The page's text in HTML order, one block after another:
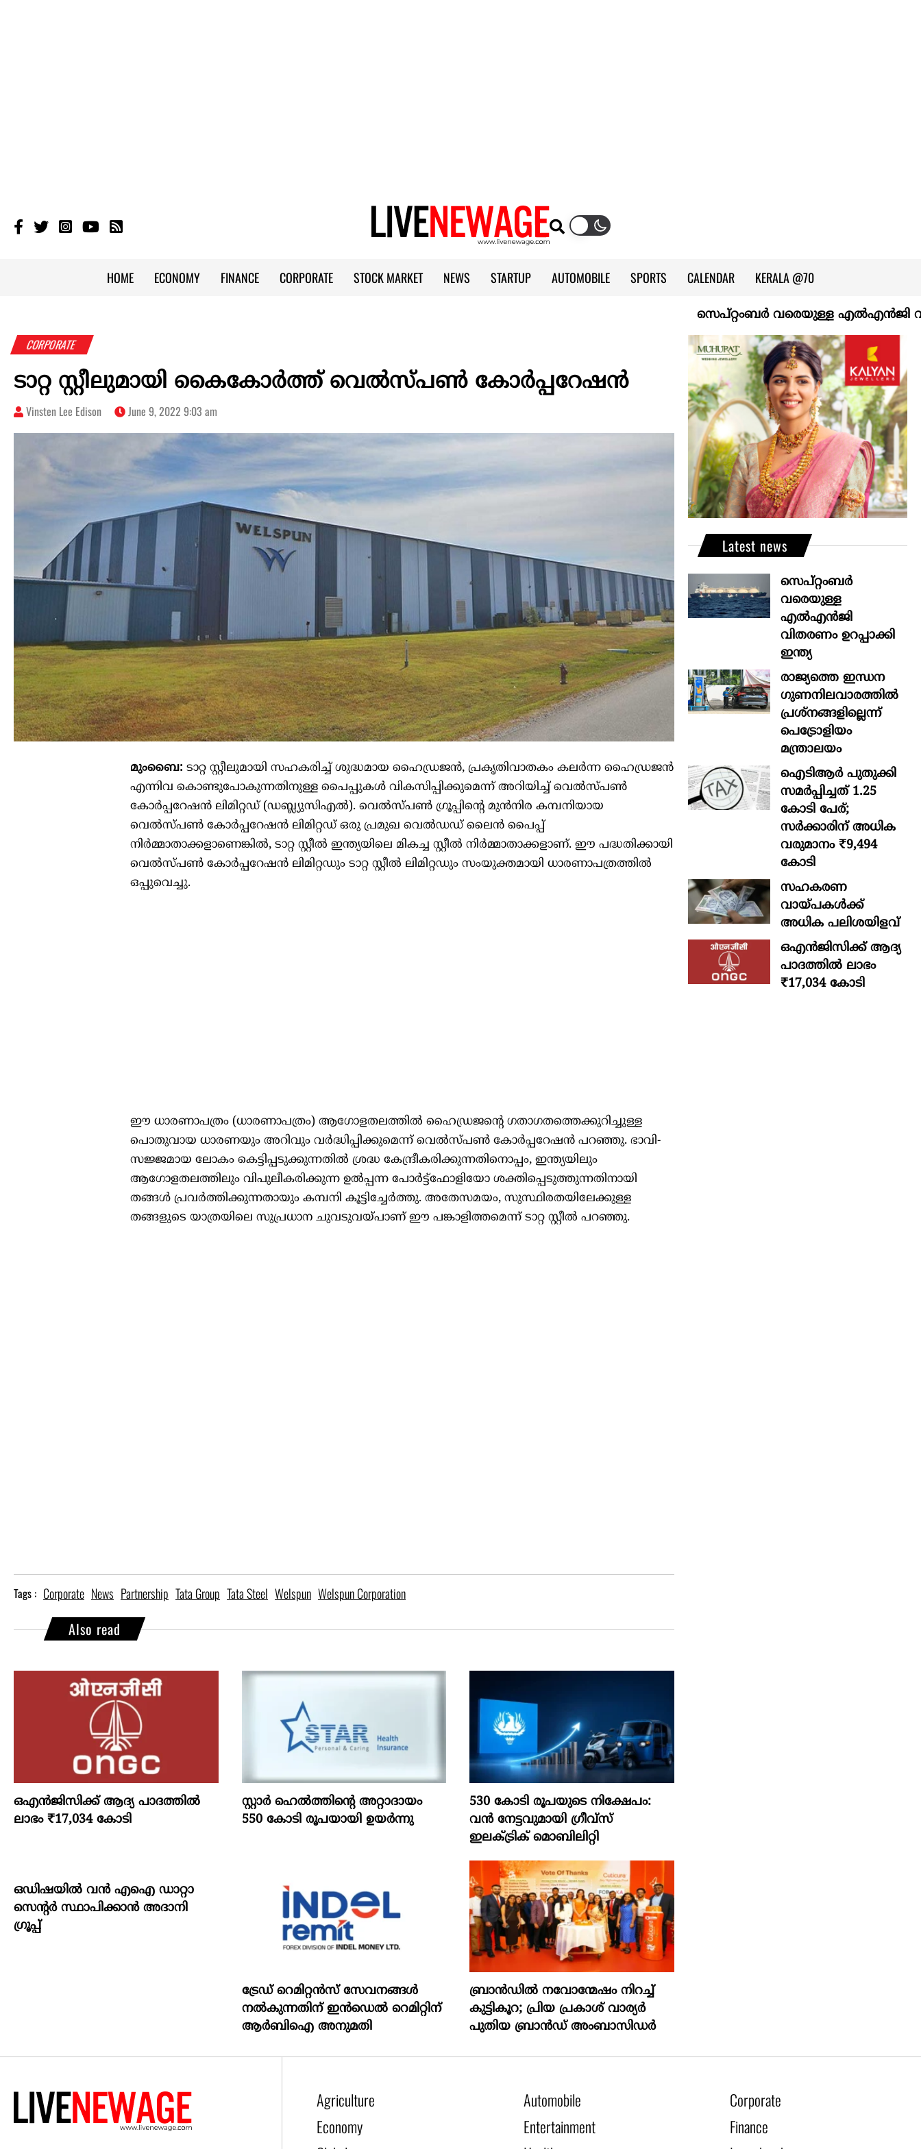
HOME ECONOMY FINANCE CORPORATE STOCK MARKET NEWS STARTUP AUTOMOBILE SPORTS CALENDAR KERALA @70
സെപ്റ്റംബർ വരെയുള്ള എൽഎൻജി വിതരണം
CORPORATE
ടാറ്റ സ്റ്റീലുമായി കൈകോർത്ത് വെൽസ്പൺ കോർപ്പറേഷൻ
Vinsten Lee Edison June 9, 2022 9:03 am
മുംബൈ: ടാറ്റ സ്റ്റീലുമായി സഹകരിച്ച് ശുദ്ധമായ ഹൈഡ്രജൻ, പ്രകൃതിവാതകം കലർന്ന ഹൈഡ്രജൻ
എന്നിവ കൊണ്ടുപോകുന്നതിനുള്ള പൈപ്പുകൾ വികസിപ്പിക്കുമെന്ന് അറിയിച്ച് വെൽസ്പൺ
കോർപ്പറേഷൻ ലിമിറ്റഡ് (ഡബ്ല്യുസിഎൽ). വെൽസ്‌പൺ ഗ്രൂപ്പിന്റെ മുൻനിര കമ്പനിയായ
വെൽസ്‌പൺ കോർപ്പറേഷൻ ലിമിറ്റഡ് ഒരു പ്രമുഖ വെൽഡഡ് ലൈൻ പൈപ്പ്
നിർമ്മാതാക്കളാണെങ്കിൽ, ടാറ്റ സ്റ്റീൽ ഇന്ത്യയിലെ മികച്ച സ്റ്റീൽ നിർമ്മാതാക്കളാണ്. ഈ പദ്ധതിക്കായി
വെൽസ്‌പൺ കോർപ്പറേഷൻ ലിമിറ്റഡും ടാറ്റ സ്റ്റീൽ ലിമിറ്റഡും സംയുക്തമായി ധാരണാപത്രത്തിൽ
ഒപ്പുവെച്ചു.
ഈ ധാരണാപത്രം (ധാരണാപത്രം) ആഗോളതലത്തിൽ ഹൈഡ്രജന്റെ ഗതാഗതത്തെക്കുറിച്ചുള്ള
പൊതുവായ ധാരണയും അറിവും വർദ്ധിപ്പിക്കുമെന്ന് വെൽസ്പൺ കോർപ്പറേഷൻ പറഞ്ഞു. ഭാവി-
സജ്ജമായ ലോകം കെട്ടിപ്പടുക്കുന്നതിൽ ശ്രദ്ധ കേന്ദ്രീകരിക്കുന്നതിനൊപ്പം, ഇന്ത്യയിലും
ആഗോളതലത്തിലും വിപുലീകരിക്കുന്ന ഉൽപ്പന്ന പോർട്ട്‌ഫോളിയോ ശക്തിപ്പെടുത്തുന്നതിനായി
തങ്ങൾ പ്രവർത്തിക്കുന്നതായും കമ്പനി കൂട്ടിച്ചേർത്തു. അതേസമയം, സുസ്ഥിരതയിലേക്കുള്ള
തങ്ങളുടെ യാത്രയിലെ സുപ്രധാന ചുവടുവയ്പാണ് ഈ പങ്കാളിത്തമെന്ന് ടാറ്റ സ്റ്റീൽ പറഞ്ഞു.
Tags : Corporate News Partnership Tata Group Tata Steel Welspun Welspun Corporation
Also read
ഒഎന്‍ജിസിക്ക് ആദ്യ പാദത്തില്‍
ലാഭം ₹17,034 കോടി
സ്റ്റാർ ഹെൽത്തിന്റെ അറ്റാദായം
550 കോടി രൂപയായി ഉയർന്നു
530 കോടി രൂപയുടെ നിക്ഷേപം:
വൻ നേട്ടവുമായി ഗ്രീവ്സ്
ഇലക്ട്രിക് മൊബിലിറ്റി
ഒഡിഷയില്‍ വന്‍ എഐ ഡാറ്റാ
സെന്റര്‍ സ്ഥാപിക്കാന്‍ അദാനി
ഗ്രൂപ്പ്
ട്രേഡ് റെമിറ്റന്‍സ് സേവനങ്ങള്‍
നല്‍കുന്നതിന് ഇന്‍ഡെല്‍ റെമിറ്റിന്
ആര്‍ബിഐ അനുമതി
ബ്രാൻഡിൽ നവോന്മേഷം നിറച്ച്
കുട്ടികൂറ; പ്രിയ പ്രകാശ് വാര്യർ
പുതിയ ബ്രാൻഡ് അംബാസിഡർ
Latest news
സെപ്റ്റംബർ
വരെയുള്ള
എൽഎൻജി
വിതരണം ഉറപ്പാക്കി
ഇന്ത്യ
രാജ്യത്തെ ഇന്ധന
ഗുണനിലവാരത്തില്‍
പ്രശ്‌നങ്ങളില്ലെന്ന്
പെട്രോളിയം
മന്ത്രാലയം
ഐടിആര്‍ പുതുക്കി
സമർപ്പിച്ചത് 1.25
കോടി പേര്;
സർക്കാരിന് അധിക
വരുമാനം ₹9,494
കോടി
സഹകരണ
വായ്പകള്‍ക്ക്
അധിക പലിശയിളവ്
ഒഎന്‍ജിസിക്ക് ആദ്യ
പാദത്തില്‍ ലാഭം
₹17,034 കോടി
Agriculture Automobile
Corporate
Economy
Entertainment
Finance